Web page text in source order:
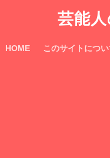
芸能
HOME このサイトについ